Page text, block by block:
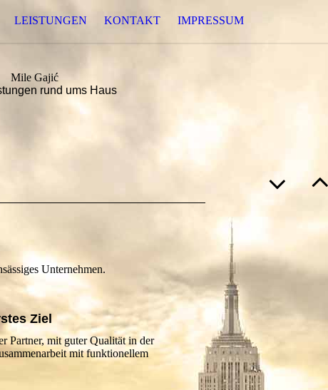
LEISTUNGEN KONTAKT IMPRESSUM
Mile Gajić
rund ums Haus
Unternehmen.
Ziel
Partner, mit guter Qualität in der
mit funktionellem